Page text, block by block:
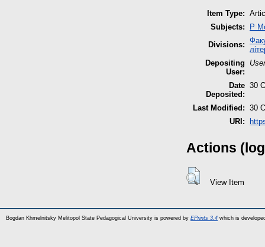
Item Type:
Subjects:
P
Divisions:
Depositing
User:
Date
Deposited:
30
Last Modified: 30
URI:
Actions
View Item
Bogdan Khmelnitsky Melitopol State Pedagogical University is powered by EPrints 3.4 which is